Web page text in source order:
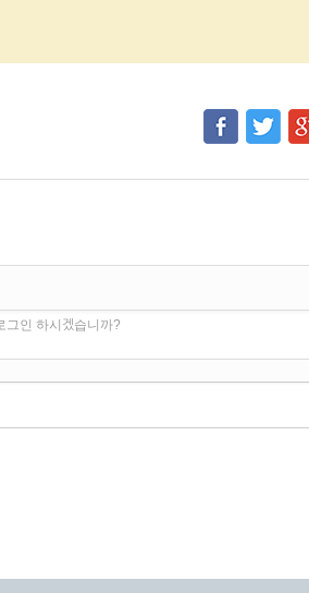
그인 하시겠습니까?